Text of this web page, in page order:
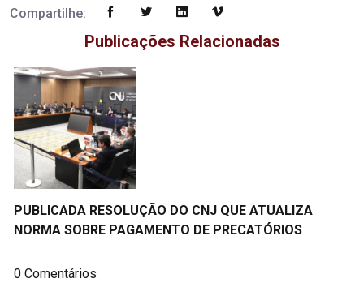
Compartilhe:
Publicações Relacionadas
PUBLICADA RESOLUÇÃO DO CNJ QUE ATUALIZA
NORMA SOBRE PAGAMENTO DE PRECATÓRIOS
0 Comentários